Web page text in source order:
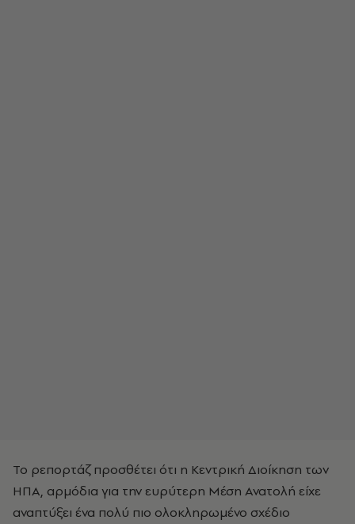
To ρεπορτάζ προσθέτει ότι η Κεντρική Διοίκηση των
ΗΠΑ, αρμόδια για την ευρύτερη Μέση Ανατολή είχε
αναπτύξει ένα πολύ πιο ολοκληρωμένο σχέδιο